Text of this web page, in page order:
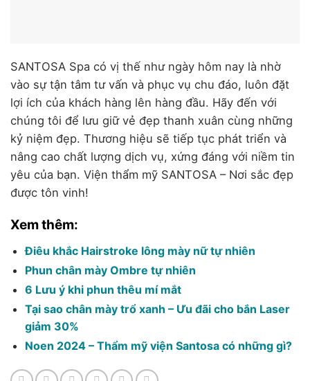
SANTOSA Spa có vị thế như ngày hôm nay là nhờ
vào sự tận tâm tư vấn và phục vụ chu đáo, luôn đặt
lợi ích của khách hàng lên hàng đầu. Hãy đến với
chúng tôi để lưu giữ vẻ đẹp thanh xuân cùng những
kỷ niệm đẹp. Thương hiệu sẽ tiếp tục phát triển và
nâng cao chất lượng dịch vụ, xứng đáng với niềm tin
yêu của bạn. Viện thẩm mỹ SANTOSA – Nơi sắc đẹp
được tôn vinh!
Xem thêm:
Điêu khắc Hairstroke lông mày nữ tự nhiên
Phun chân mày Ombre tự nhiên
6 Lưu ý khi phun thêu mí mắt
Tại sao chân mày trổ xanh – Ưu đãi cho bắn Laser
giảm 30%
Noen 2024 – Thẩm mỹ viện Santosa có những gì?